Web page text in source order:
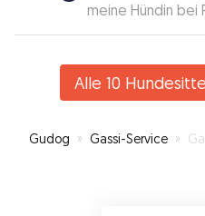
meine Hündin bei
die
hätte. Auch Bilder
zwischendurch
zufrieden und
Alle 10
Gudog » Gassi-Service »